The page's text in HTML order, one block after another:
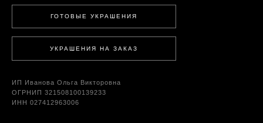
УКРАШЕНИЯ НА ЗАКАЗ
ГОТОВЫЕ УКРАШЕНИЯ
ИП Иванова Ольга Викторовна
ОГРНИП 321508100139233
ИНН 027412963006